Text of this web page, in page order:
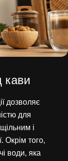
кави
дозволяє
для
і
Окрім того,
води, яка